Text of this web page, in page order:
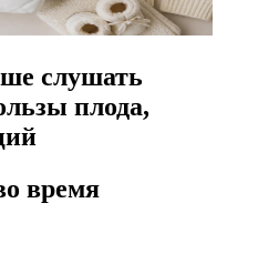
слушать
плода,
время